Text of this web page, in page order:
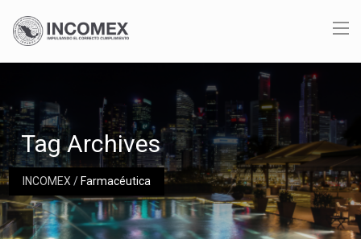
INCOMEX/ Farmacéutica
Tag Archives